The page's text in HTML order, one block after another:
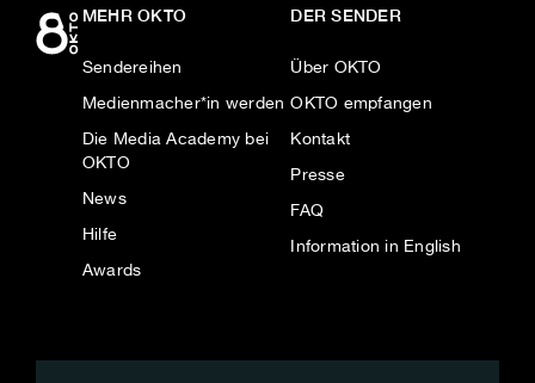
MEHR OKTO
Sendereihen
Medienmacher*in werden
Die Media Academy bei
OKTO
News
Hilfe
Awards
DER SENDER
Über OKTO
OKTO empfangen
Kontakt
Presse
FAQ
Information in English